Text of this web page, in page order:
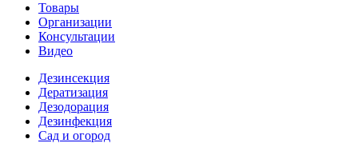
Товары
Организации
Консультации
Видео
Дезинсекция
Дератизация
Дезодорация
Дезинфекция
Сад и огород